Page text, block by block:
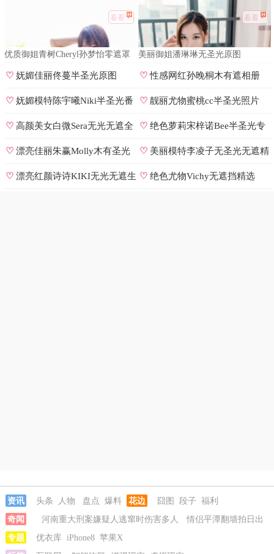
看看
优质御姐青树Cheryl孙梦怡零遮罩
看看
美丽御姐潘琳琳无圣光原图
♡妩媚佳丽佟蔓半圣光原图 ♡性感网红孙晚桐木有遮相册
♡妩媚模特陈宇曦Niki半圣光番
号
♡ 靓丽尤物蜜桃cc半圣光照片
♡高颜美女白微Sera无光无遮全
集
♡ 绝色萝莉宋梓诺Bee半圣光专
辑
♡漂亮佳丽朱赢Molly木有圣光
原图
♡ 美丽模特李凌子无圣光无遮精
选
♡漂亮红颜诗诗KIKI无光无遮生 ♡ 绝色尤物Vichy无遮挡精选
资讯 头条 人物 盘点 爆料 花边 囧图 段子 福利
奇闻
河南重大刑案嫌疑人逃窜时伤害多人
情侣平潭翻墙拍日出
坠崖
富婆带资进组给自己硬加60多场吻戏
专题 优衣库 iPhone8 苹果X